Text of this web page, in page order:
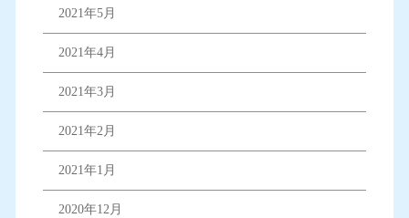
2021年5月
2021年4月
2021年3月
2021年2月
2021年1月
2020年12月